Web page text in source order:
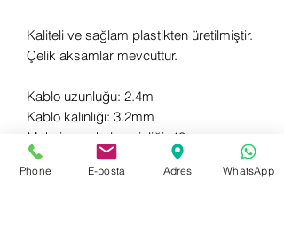
Kaliteli ve sağlam plastikten üretilmiştir.
Çelik aksamlar mevcuttur.
Kablo uzunluğu: 2.4m
Kablo kalınlığı: 3.2mm
Maksimum kol genişliği: 40mm
Maksimum kol kalınlığı: 28mm
Phone E-posta Adres WhatsApp